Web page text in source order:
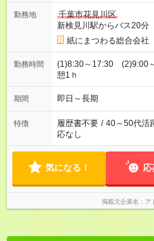
勤務地
千葉市花見川区
新検見川駅からバス20分
紙にまつわる総合会社
勤務時間
(1)8:30～17:30
憩1ｈ
期間 即日～長期
特徴 履歴書不要 / 40～50代活
応なし
気になる！ 応
掲載元企業名 ア